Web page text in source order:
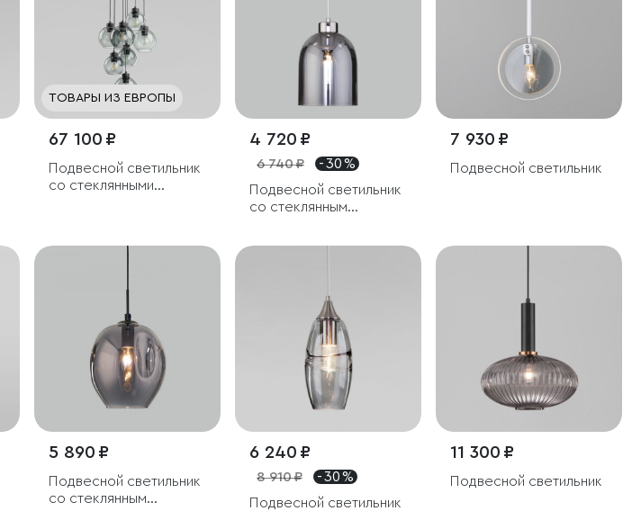
ТОВАРЫ ИЗ ЕВРОПЫ
67 100 ₽
Подвесной светильник
со стеклянными
4 720 ₽
6 740 ₽
- 30 %
Подвесной светильник
со стеклянным
7 930 ₽
Подвесной светильник
5 890 ₽
Подвесной светильник
со стеклянным
6 240 ₽
8 910 ₽
- 30 %
Подвесной светильник
11 300 ₽
Подвесной светильник